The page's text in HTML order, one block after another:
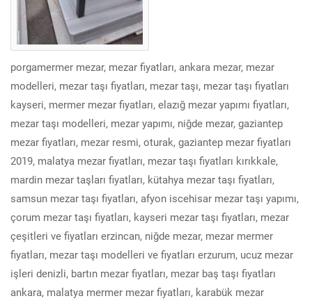
porgamermer mezar, mezar fiyatları, ankara mezar, mezar
modelleri, mezar taşı fiyatları, mezar taşı, mezar taşı fiyatları
kayseri, mermer mezar fiyatları, elazığ mezar yapımı fiyatları,
mezar taşı modelleri, mezar yapımı, niğde mezar, gaziantep
mezar fiyatları, mezar resmi, oturak, gaziantep mezar fiyatları
2019, malatya mezar fiyatları, mezar taşı fiyatları kırıkkale,
mardin mezar taşları fiyatları, kütahya mezar taşı fiyatları,
samsun mezar taşı fiyatları, afyon iscehisar mezar taşı yapımı,
çorum mezar taşı fiyatları, kayseri mezar taşı fiyatları, mezar
çeşitleri ve fiyatları erzincan, niğde mezar, mezar mermer
fiyatları, mezar taşı modelleri ve fiyatları erzurum, ucuz mezar
işleri denizli, bartın mezar fiyatları, mezar baş taşı fiyatları
ankara, malatya mermer mezar fiyatları, karabük mezar